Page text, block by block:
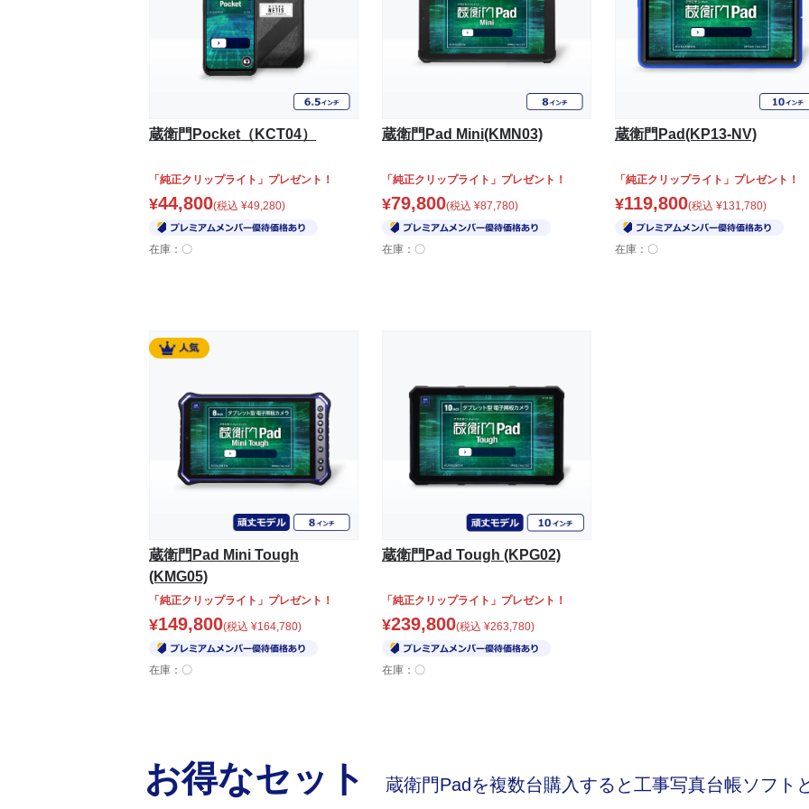
蔵衛門Pocket（KCT04）
「純正クリップライト」プレゼント！
¥44,800(税込 ¥49,280)
在庫：〇
蔵衛門Pad Mini(KMN03)
「純正クリップライト」プレゼント！
¥79,800(税込 ¥87,780)
在庫：〇
蔵衛門Pad(KP13-NV)
「純正クリップライト」プレゼント！
¥119,800(税込 ¥131,780)
在庫：〇
蔵衛門Pad Mini Tough
(KMG05)
「純正クリップライト」プレゼント！
¥149,800(税込 ¥164,780)
在庫：〇
蔵衛門Pad Tough (KPG02)
「純正クリップライト」プレゼント！
¥239,800(税込 ¥263,780)
在庫：〇
お得なセット 蔵衛門Padを複数台購入すると 工事写真台帳ソフト